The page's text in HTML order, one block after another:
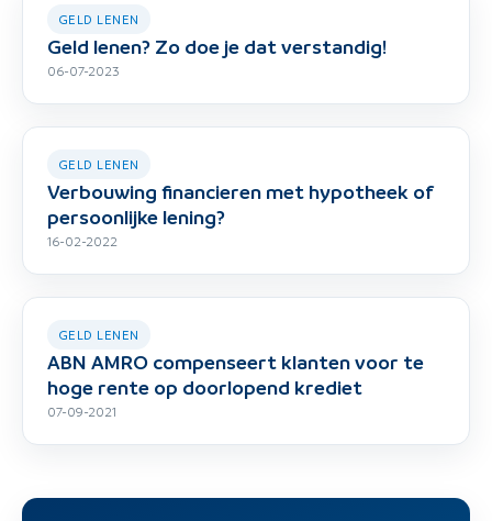
GELD LENEN
Geld lenen? Zo doe je dat verstandig!
06-07-2023
GELD LENEN
Verbouwing financieren met hypotheek of
persoonlijke lening?
16-02-2022
GELD LENEN
ABN AMRO compenseert klanten voor te
hoge rente op doorlopend krediet
07-09-2021